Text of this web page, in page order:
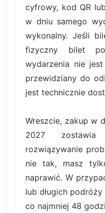
cyfrowy, kod QR
w dniu samego
wykonalny. Jeśli
fizyczny bilet
wydarzenia nie
przewidziany do
jest technicznie
Wreszcie, zakup w
2027
rozwiązywanie
nie tak, masz
naprawić. W
lub długich
co najmniej 48